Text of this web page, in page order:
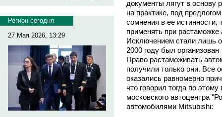
Регион сегодня
27 Мая 2026, 13:29
документы лягут в основу
на практике, под
сомнения в ее истинности,
применять при
Исключением стали лишь
2000 году был
Право растаможивать
получили только они. Все
оказались равномерно
что говорил тогда по
московского автоцентра
автомобилями Mitsubishi: